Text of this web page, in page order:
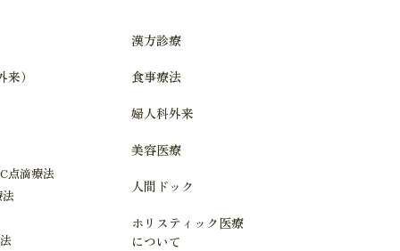
）
点滴療法
漢方診療
食事療法
婦人科外来
美容医療
人間ドック
ホリスティック医療
について